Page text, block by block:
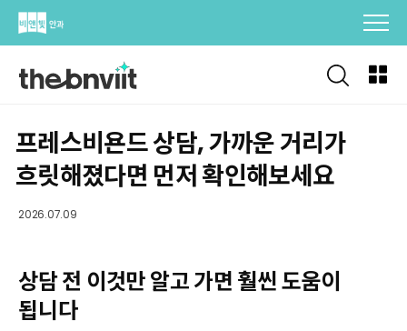
Skip
프레스비욘드 상담, 가까운 거리가
흐릿해졌다면 먼저 확인해보세요
2026.07.09
상담 전 이것만 알고 가면 훨씬 도움이
됩니다